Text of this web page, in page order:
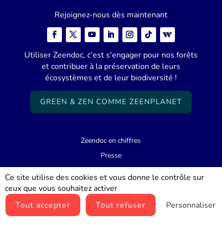
Rejoignez-nous dès maintenant
Utiliser Zeendoc, c'est s'engager pour nos forêts
et contribuer à la préservation de leurs
écosystèmes et de leur biodiversité !
GREEN & ZEN COMME ZEENPLANET
Zeendoc en chiffres
Presse
Zeendoc carrières
Support
Mentions légales Politique de confidentialité
Ce site utilise des cookies et vous donne le contrôle sur
ceux que vous souhaitez activer
Tout accepter
Tout refuser Personnaliser